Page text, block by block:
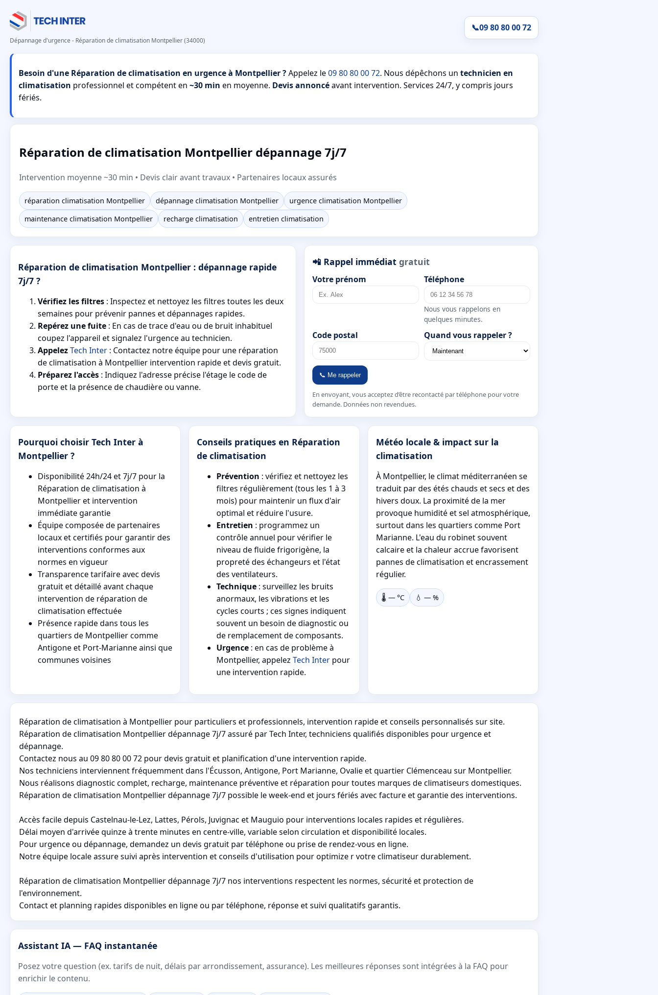
Dépannage d'urgence - Réparation de climatisation Montpellier (34000)
📞09 80 80 00 72
Besoin d'une Réparation de climatisation en urgence à Montpellier ?Appelez le09 80 80 00 72. Nous dépêchons un technicien en
climatisation professionnel et compétent en ~30 min en moyenne. Devis annoncéavant intervention. Services 24/7, y compris jours
fériés.
Réparation de climatisation Montpellier dépannage 7j/7
Intervention moyenne ~30 min • Devis clair avant travaux • Partenaires locaux assurés
réparation climatisation Montpellier dépannage climatisation Montpellier
urgence climatisation Montpellier
maintenance climatisation Montpellier
recharge climatisation entretien climatisation
Réparation de climatisation Montpellier : dépannage rapide
7j/7 ?
Vérifiez les filtres : Inspectez et nettoyez les filtres toutes les deux
semaines pour prévenir pannes et dépannages rapides.
Repérez une fuite : En cas de trace d'eau ou de bruit inhabituel
coupez l'appareil et signalez l'urgence au technicien.
AppelezTech Inter : Contactez notre équipe pour une réparation
de climatisation à Montpellier intervention rapide et devis gratuit.
Préparez l'accès : Indiquez l'adresse précise l'étage le code de
porte et la présence de chaudière ou vanne.
📲 Rappel immédiatgratuit
Votre prénom Téléphone
Nous vous rappelons en
quelques minutes.
Code postal Quand vous rappeler ?
📞 Me rappeler
En envoyant, vous acceptez d’être recontacté par téléphone pour votre
demande. Données non revendues.
Pourquoi choisir Tech Inter à
Montpellier ?
Disponibilité 24h/24 et 7j/7 pour la
Réparation de climatisation à
Montpellier et intervention
immédiate garantie
Équipe composée de partenaires
locaux et certifiés pour garantir des
interventions conformes aux
normes en vigueur
Transparence tarifaire avec devis
gratuit et détaillé avant chaque
intervention de réparation de
climatisation effectuée
Présence rapide dans tous les
quartiers de Montpellier comme
Antigone et Port-Marianne ainsi que
communes voisines
Conseils pratiques en Réparation
de climatisation
Prévention : vérifiez et nettoyez les
filtres régulièrement (tous les 1 à 3
mois) pour maintenir un flux d'air
optimal et réduire l'usure.
Entretien : programmez un
contrôle annuel pour vérifier le
niveau de fluide frigorigène, la
propreté des échangeurs et l'état
des ventilateurs.
Technique : surveillez les bruits
anormaux, les vibrations et les
cycles courts ; ces signes indiquent
souvent un besoin de diagnostic ou
de remplacement de composants.
Urgence : en cas de problème à
Montpellier, appelezTech Inter pour
une intervention rapide.
Météo locale & impact sur la
climatisation
À Montpellier, le climat méditerranéen se
traduit par des étés chauds et secs et des
hivers doux. La proximité de la mer
provoque humidité et sel atmosphérique,
surtout dans les quartiers comme Port
Marianne. L'eau du robinet souvent
calcaire et la chaleur accrue favorisent
pannes de climatisation et encrassement
régulier.
🌡️ —°C 💧 —%
Réparation de climatisation à Montpellier pour particuliers et professionnels, intervention rapide et conseils personnalisés sur site.
Réparation de climatisation Montpellier dépannage 7j/7 assuré par Tech Inter, techniciens qualifiés disponibles pour urgence et
dépannage.
Contactez nous au 09 80 80 00 72 pour devis gratuit et planification d'une intervention rapide.
Nos techniciens interviennent fréquemment dans l'Écusson, Antigone, Port Marianne, Ovalie et quartier Clémenceau sur Montpellier.
Nous réalisons diagnostic complet, recharge, maintenance préventive et réparation pour toutes marques de climatiseurs domestiques.
Réparation de climatisation Montpellier dépannage 7j/7 possible le week-end et jours fériés avec facture et garantie des interventions.
Accès facile depuis Castelnau-le-Lez, Lattes, Pérols, Juvignac et Mauguio pour interventions locales rapides et régulières.
Délai moyen d'arrivée quinze à trente minutes en centre-ville, variable selon circulation et disponibilité locales.
Pour urgence ou dépannage, demandez un devis gratuit par téléphone ou prise de rendez-vous en ligne.
Notre équipe locale assure suivi après intervention et conseils d'utilisation pour optimize r votre climatiseur durablement.
Réparation de climatisation Montpellier dépannage 7j/7 nos interventions respectent les normes, sécurité et protection de
l'environnement.
Contact et planning rapides disponibles en ligne ou par téléphone, réponse et suivi qualitatifs garantis.
Assistant IA — FAQ instantanée
Posez votre question (ex. tarifs de nuit, délais par arrondissement, assurance). Les meilleures réponses sont intégrées à la FAQ pour
enrichir le contenu.